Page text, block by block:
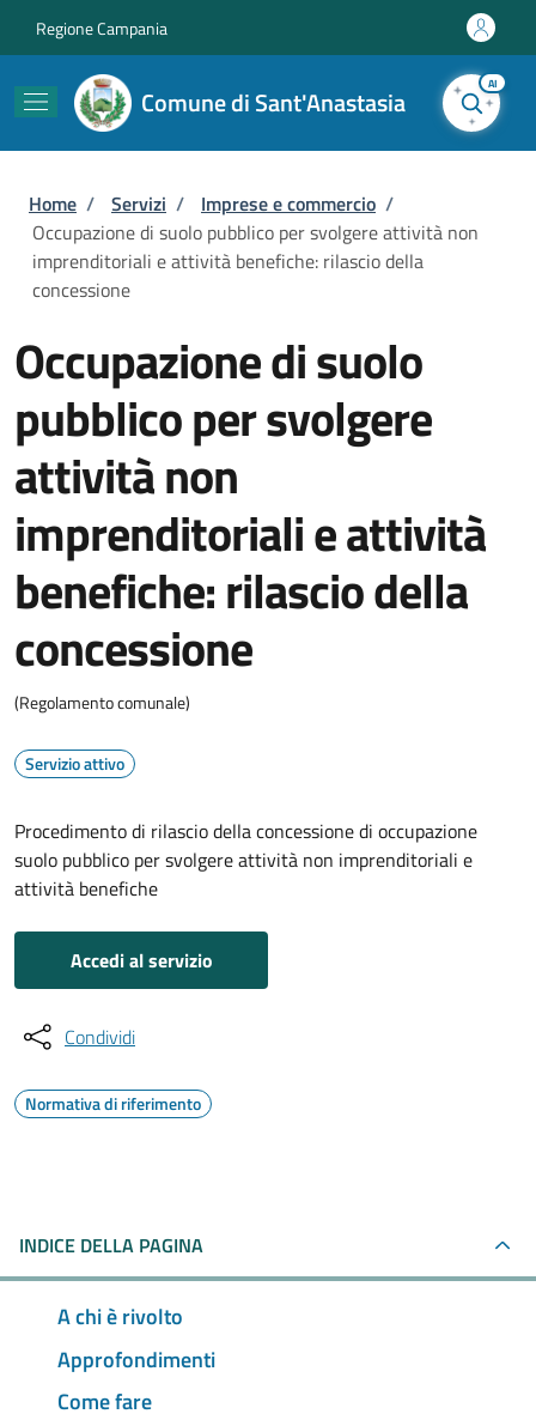
Regione Campania
Comune di Sant'Anastasia
AI
Briciole di pane
Home / Servizi / Imprese e commercio /
Occupazione di suolo pubblico per svolgere attività non
imprenditoriali e attività benefiche: rilascio della
concessione
Occupazione di suolo
pubblico per svolgere
attività non
imprenditoriali e attività
benefiche: rilascio della
concessione
(Regolamento comunale)
Servizio attivo
Procedimento di rilascio della concessione di occupazione
suolo pubblico per svolgere attività non imprenditoriali e
attività benefiche
Accedi al servizio
Condividi
Normativa di riferimento
INDICE DELLA PAGINA
A chi è rivolto
Approfondimenti
Come fare